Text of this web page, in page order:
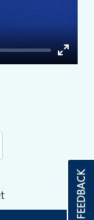
Enter
FEEDBACK